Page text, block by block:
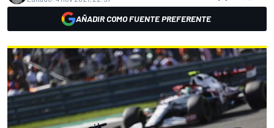
AÑADIR COMO FUENTE PREFERENTE